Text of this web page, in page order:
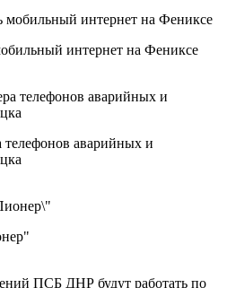
интернет на Фениксе
аварийных и